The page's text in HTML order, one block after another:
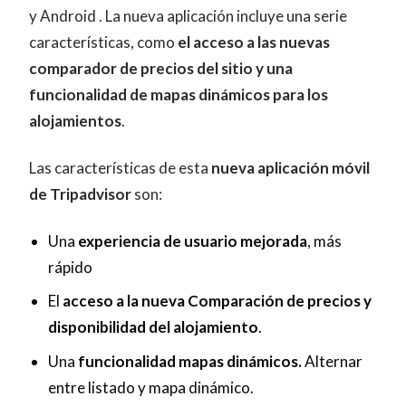
y Android . La nueva aplicación incluye una serie
características, como el acceso a las nuevas
comparador de precios del sitio y una
funcionalidad de mapas dinámicos para los
alojamientos.
Las características de esta nueva aplicación móvil
de Tripadvisorson:
Una experiencia de usuario mejorada, más
rápido
El acceso a la nueva Comparación de precios y
disponibilidad del alojamiento.
Una funcionalidad mapas dinámicos.Alternar
entre listado y mapa dinámico.